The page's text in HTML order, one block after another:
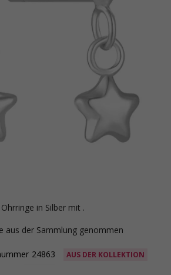
in Silber mit .
aus der Sammlung genommen
24863 AUS DER KOLLEKTION